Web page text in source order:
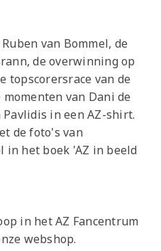
van Bommel, de
de overwinning op
topscorersrace van de
van Dani de
in een AZ-shirt.
de foto's van
in het boek 'AZ in beeld
in het AZ Fancentrum
webshop.